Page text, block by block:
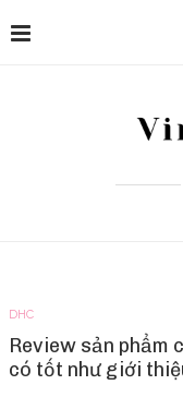
DHC
Review sản phẩm
có tốt như giới